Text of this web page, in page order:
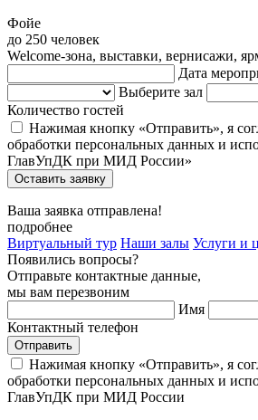
Фойе
до 250 человек
Welcome-зона, выставки, вернисажи,
Дата
Выберите зал
Количество гостей
Нажимая кнопку «Отправить», я
обработки персональных данных и
ГлавУпДК при МИД России»
Оставить заявку
Ваша заявка отправлена!
подробнее
Виртуальный тур Наши залы Услуги и
Появились вопросы?
Отправьте контактные данные,
мы вам перезвоним
Имя
Контактный телефон
Отправить
Нажимая кнопку «Отправить», я
обработки персональных данных и
ГлавУпДК при МИД России